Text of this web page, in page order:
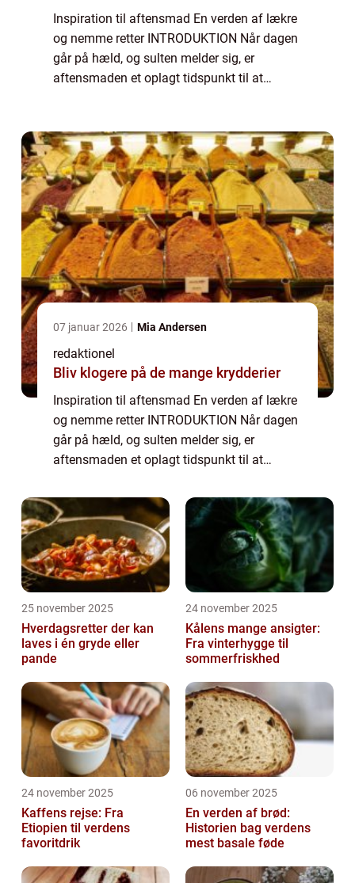
Inspiration til aftensmad En verden af lækre
og nemme retter INTRODUKTION Når dagen
går på hæld, og sulten melder sig, er
aftensmaden et oplagt tidspunkt til at
artikel vi...
07 januar 2026 Mia Andersen
redaktionel
Bliv klogere på de mange krydderier
Inspiration til aftensmad En verden af lækre
og nemme retter INTRODUKTION Når dagen
går på hæld, og sulten melder sig, er
aftensmaden et oplagt tidspunkt til at
tilfredsstille trangen til lækker mad. I denne
artikel vi...
25 november 2025
Hverdagsretter der kan
laves i én gryde eller
pande
24 november 2025
Kålens mange ansigter:
Fra vinterhygge til
sommerfriskhed
24 november 2025
Kaffens rejse: Fra
Etiopien til verdens
favoritdrik
06 november 2025
En verden af brød:
Historien bag verdens
mest basale føde